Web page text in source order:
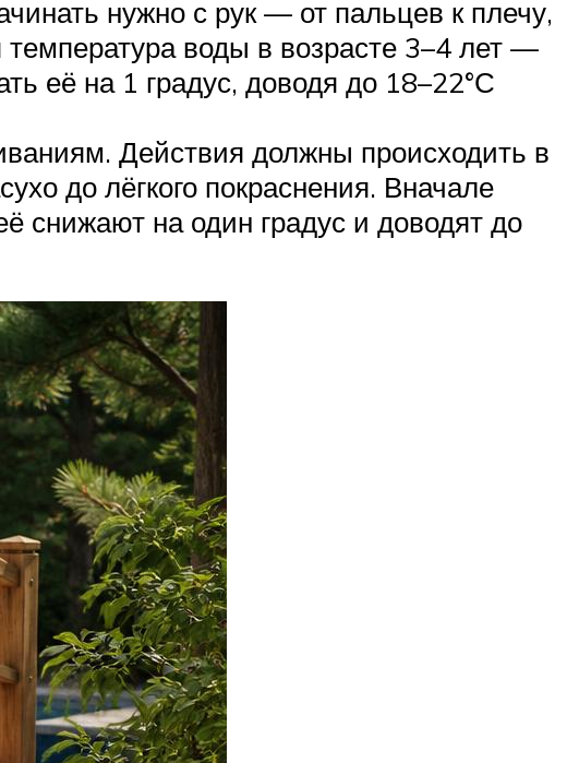
нужно с рук — от пальцев к плечу,
температура воды в возрасте 3–4 лет —
её на 1 градус, доводя до 18–22°С
Действия должны происходить в
до лёгкого покраснения. Вначале
снижают на один градус и доводят до